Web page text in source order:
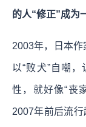
的人“修正”成为
2003年，日本作
以“败犬”自嘲
性，就好像“丧
2007年前后流行